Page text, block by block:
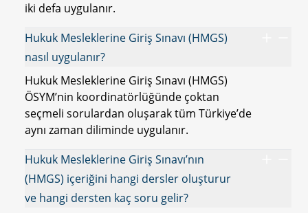
iki defa uygulanır.
Hukuk Mesleklerine Giriş Sınavı (HMGS)
nasıl uygulanır?
Hukuk Mesleklerine Giriş Sınavı (HMGS)
ÖSYM’nin koordinatörlüğünde çoktan
seçmeli sorulardan oluşarak tüm Türkiye’de
aynı zaman diliminde uygulanır.
Hukuk Mesleklerine Giriş Sınavı’nın
(HMGS) içeriğini hangi dersler oluşturur
ve hangi dersten kaç soru gelir?